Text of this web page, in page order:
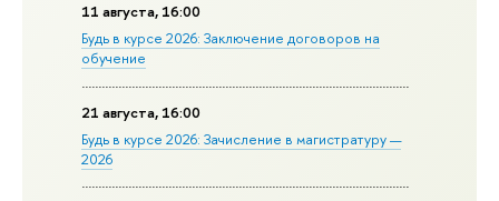
11 августа, 16:00
Будь в курсе 2026: Заключение договоров на
обучение
21 августа, 16:00
Будь в курсе 2026: Зачисление в магистратуру —
2026